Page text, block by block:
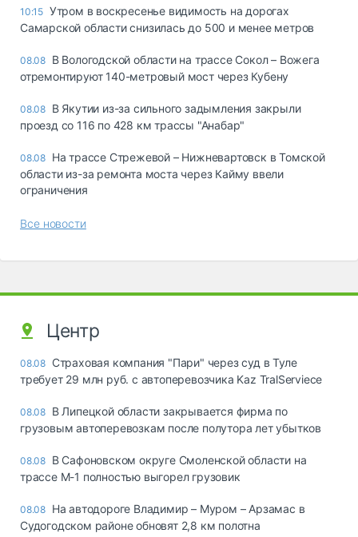
10:15 Утром в воскресенье видимость на дорогах
Самарской области снизилась до 500 и менее метров
08.08 В Вологодской области на трассе Сокол – Вожега
отремонтируют 140-метровый мост через Кубену
08.08 В Якутии из-за сильного задымления закрыли
проезд со 116 по 428 км трассы "Анабар"
08.08 На трассе Стрежевой – Нижневартовск в Томской
области из-за ремонта моста через Кайму ввели
ограничения
Все новости
Центр
08.08 Страховая компания "Пари" через суд в Туле
требует 29 млн руб. с автоперевозчика Kaz TralServiece
08.08 В Липецкой области закрывается фирма по
грузовым автоперевозкам после полутора лет убытков
08.08 В Сафоновском округе Смоленской области на
трассе М-1 полностью выгорел грузовик
08.08 На автодороге Владимир – Муром – Арзамас в
Судогодском районе обновят 2,8 км полотна